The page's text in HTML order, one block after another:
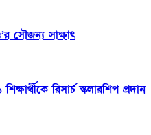
সৌজন্য সাক্ষাৎ
রিসার্চ স্কলারশিপ প্রদান